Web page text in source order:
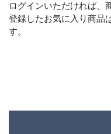
荷
ログインいただければ、
登録したお気に入り商品
す。